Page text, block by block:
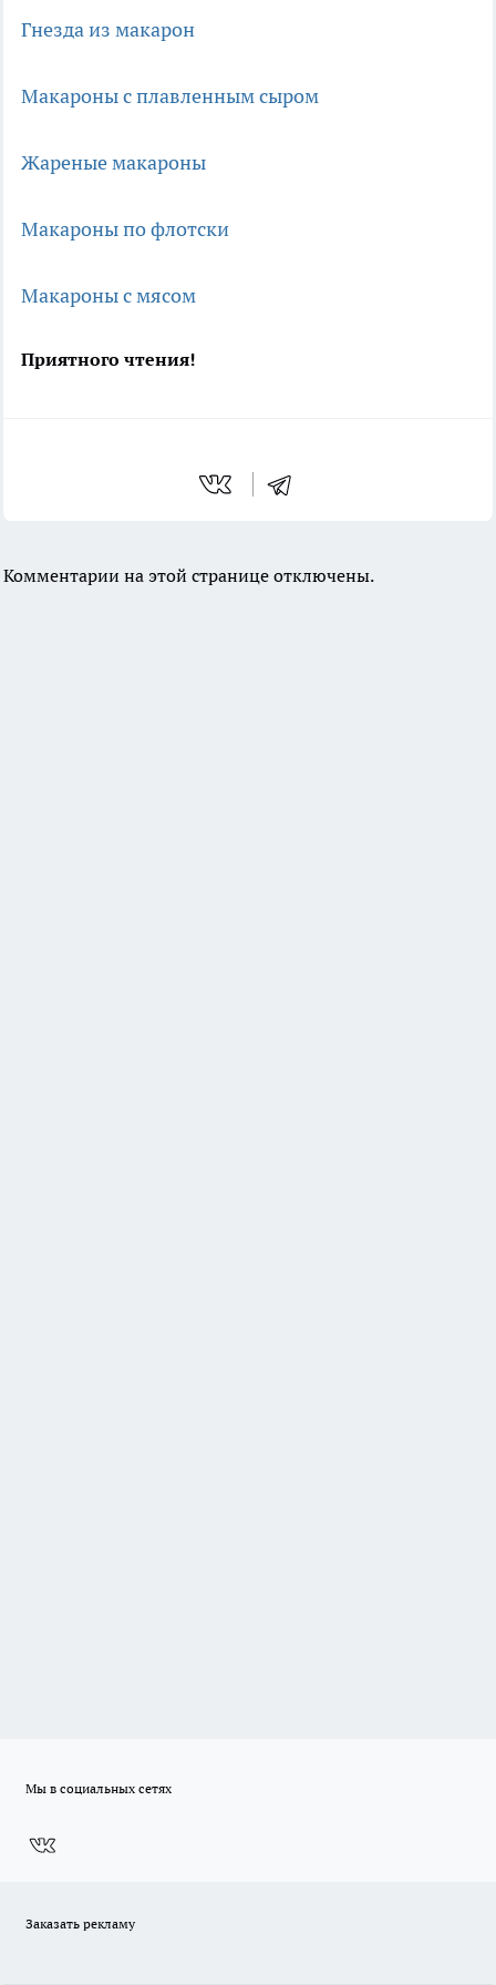
Гнезда из макарон
Макароны с плавленным сыром
Жареные макароны
Макароны по флотски
Макароны с мясом
Приятного чтения!
Комментарии на этой странице отключены.
Мы в социальных сетях
Заказать рекламу